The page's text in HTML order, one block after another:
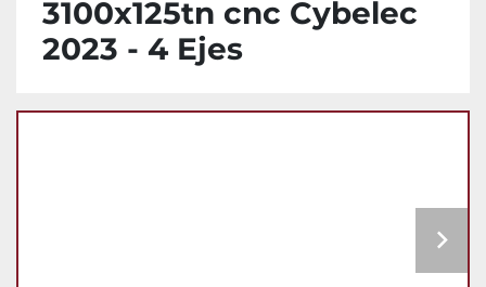
3100x125tn cnc Cybelec
2023 - 4 Ejes